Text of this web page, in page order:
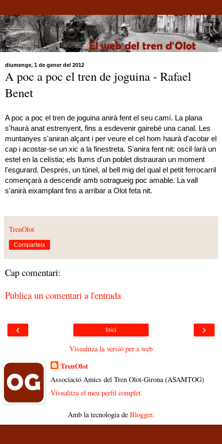
diumenge, 1 de gener del 2012
A poc a poc el tren de joguina - Rafael
Benet
A poc a poc el tren de joguina anirà fent el seu camí. La plana
s'haurà anat estrenyent, fins a esdevenir gairebé una canal. Les
muntanyes s'aniran alçant i per veure el cel hom haurà d'acotar el
cap i acostar-se un xic a la finestreta. S'anira fent nit: oscil·larà un
estel en la celístia; els llums d'un poblet distrauran un moment
l'esgurard. Després, un túnel, al bell mig del qual el petit ferrocarril
començarà a descendir amb sotragueig poc amable. La vall
s'anirà eixamplant fins a arribar a Olot feta nit.
TrenOlot
Comparteix
Cap comentari:
Publica un comentari a l'entrada
‹ ›
Inici
Visualitza la versió per a web
TrenOlot
Associació Amics del Tren Olot-Girona (ASAMTOG)
Visualitza el meu perfil complet
Amb la tecnologia de Blogger.